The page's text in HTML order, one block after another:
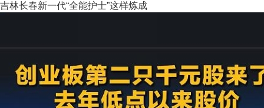
吉林长春新一代“全能护士”这样炼成